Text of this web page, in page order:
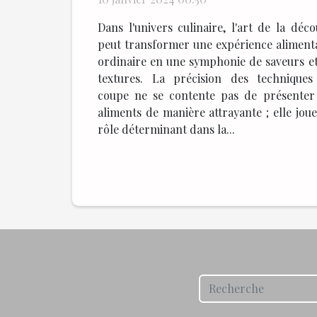
Dans l'univers culinaire, l'art de la
peut transformer une expérience
ordinaire en une symphonie de saveurs
textures. La précision des
coupe ne se contente pas de
aliments de manière attrayante ; elle
rôle déterminant dans la...